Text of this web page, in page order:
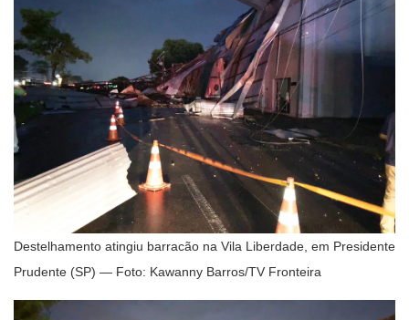
Destelhamento atingiu barracão na Vila Liberdade, em Presidente
Prudente (SP) — Foto: Kawanny Barros/TV Fronteira